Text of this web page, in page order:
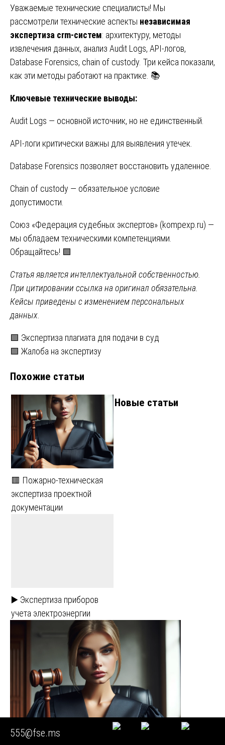
Уважаемые технические специалисты! Мы
рассмотрели технические аспекты независимая
экспертиза crm-систем: архитектуру, методы
извлечения данных, анализ Audit Logs, API-логов,
Database Forensics, chain of custody. Три кейса показали,
как эти методы работают на практике. 📚
Ключевые технические выводы:
Audit Logs — основной источник, но не единственный.
API-логи критически важны для выявления утечек.
Database Forensics позволяет восстановить удаленное.
Chain of custody — обязательное условие
допустимости.
Союз «Федерация судебных экспертов» (kompexp.ru) —
мы обладаем техническими компетенциями.
Обращайтесь! 🟩
Статья является интеллектуальной собственностью.
При цитировании ссылка на оригинал обязательна.
Кейсы приведены с изменением персональных
данных.
Навигация
записям
🟩 Экспертиза плагиата для подачи в суд
🟩 Жалоба на экспертизу
Похожие статьи
🟥 Пожарно-техническая
экспертиза проектной
документации
▶️ Экспертиза приборов
учета электроэнергии
Новые статьи
555@fse.ms